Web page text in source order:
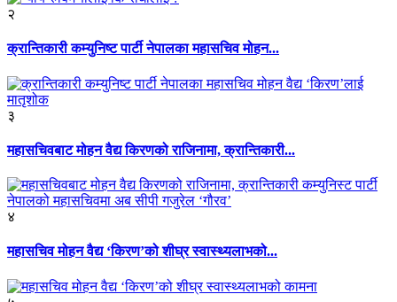
२
क्रान्तिकारी कम्युनिष्ट पार्टी नेपालका महासचिव मोहन...
३
महासचिवबाट मोहन वैद्य किरणको राजिनामा, क्रान्तिकारी...
४
महासचिव मोहन वैद्य ‘किरण’को शीघ्र स्वास्थ्यलाभको...